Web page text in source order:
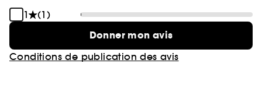
1
(1)
Donner mon avis
Conditions de publication des avis